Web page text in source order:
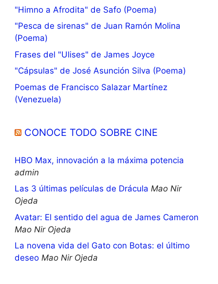
"Himno a Afrodita" de Safo (Poema)
"Pesca de sirenas" de Juan Ramón Molina
(Poema)
Frases del "Ulises" de James Joyce
"Cápsulas" de José Asunción Silva (Poema)
Poemas de Francisco Salazar Martínez
(Venezuela)
CONOCE TODO SOBRE CINE
HBO Max, innovación a la máxima potencia
admin
Las 3 últimas películas de Drácula Mao Nir
Ojeda
Avatar: El sentido del agua de James Cameron
Mao Nir Ojeda
La novena vida del Gato con Botas: el último
deseo Mao Nir Ojeda